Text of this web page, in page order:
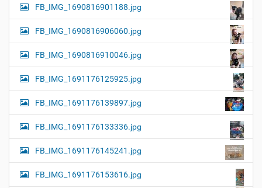
FB_IMG_1690816901188.jpg
FB_IMG_1690816906060.jpg
FB_IMG_1690816910046.jpg
FB_IMG_1691176125925.jpg
FB_IMG_1691176139897.jpg
FB_IMG_1691176133336.jpg
FB_IMG_1691176145241.jpg
FB_IMG_1691176153616.jpg